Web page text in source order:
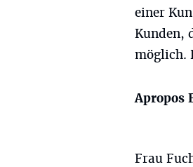
einer
Kunden,
möglich.
Apropos
Frau